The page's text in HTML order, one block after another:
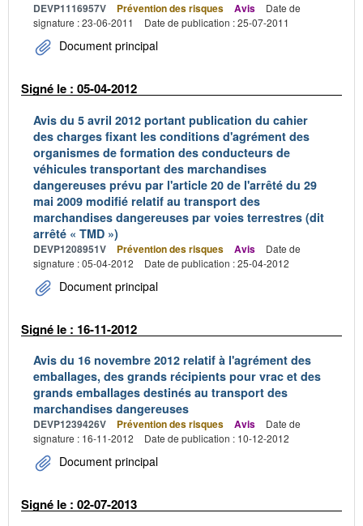
DEVP1116957V Prévention des risques Avis
Date de
signature : 23-06-2011
Date de publication : 25-07-2011
Document principal
Signé le : 05-04-2012
Avis du 5 avril 2012 portant publication du cahier
des charges fixant les conditions d'agrément des
organismes de formation des conducteurs de
véhicules transportant des marchandises
dangereuses prévu par l'article 20 de l'arrêté du 29
mai 2009 modifié relatif au transport des
marchandises dangereuses par voies terrestres (dit
arrêté « TMD »)
DEVP1208951V Prévention des risques Avis
Date de
signature : 05-04-2012
Date de publication : 25-04-2012
Document principal
Signé le : 16-11-2012
Avis du 16 novembre 2012 relatif à l'agrément des
emballages, des grands récipients pour vrac et des
grands emballages destinés au transport des
marchandises dangereuses
DEVP1239426V Prévention des risques Avis
Date de
signature : 16-11-2012
Date de publication : 10-12-2012
Document principal
Signé le : 02-07-2013